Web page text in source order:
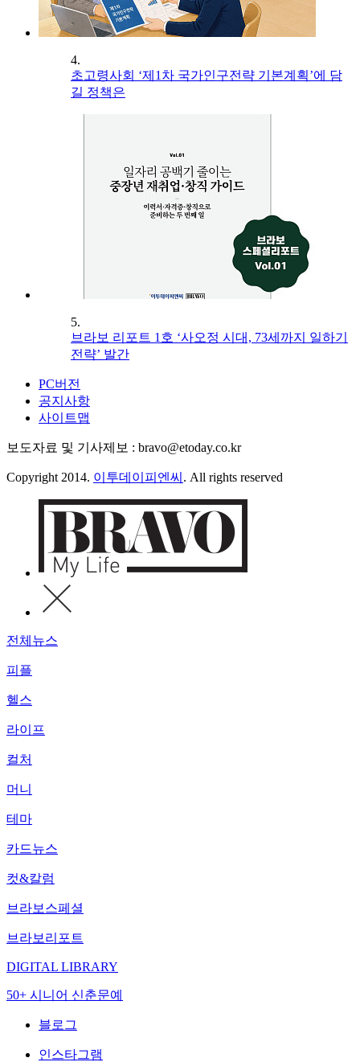
4.
초고령사회 ‘제1차 국가인구전략 기본계획’에 담
길 정책은
5.
브라보 리포트 1호 ‘사오정 시대, 73세까지 일하기
전략’ 발간
PC버전
공지사항
사이트맵
보도자료 및 기사제보 : bravo@etoday.co.kr
Copyright 2014. 이투데이피엔씨 . All rights reserved
전체뉴스
피플
헬스
라이프
컬처
머니
테마
카드뉴스
컷&칼럼
브라보스페셜
브라보리포트
DIGITAL LIBRARY
50+ 시니어 신춘문예
블로그
인스타그램